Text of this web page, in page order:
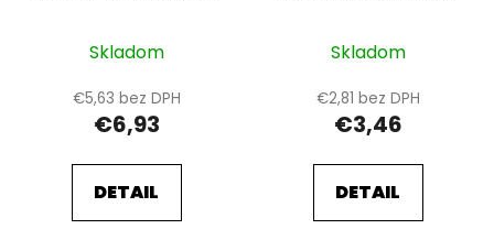
Skladom
€5,63 bez DPH
€6,93
DETAIL
Skladom
€2,81 bez DPH
€3,46
DETAIL